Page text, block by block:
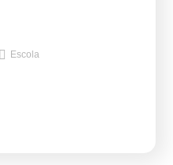
Escola